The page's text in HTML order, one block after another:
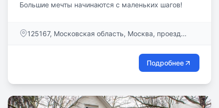
Большие мечты начинаются с маленьких шагов!
​125167, Московская область, Москва, проезд
Подробнее